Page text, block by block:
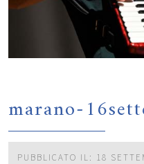
marano-
PUBBLICATO IL: 18